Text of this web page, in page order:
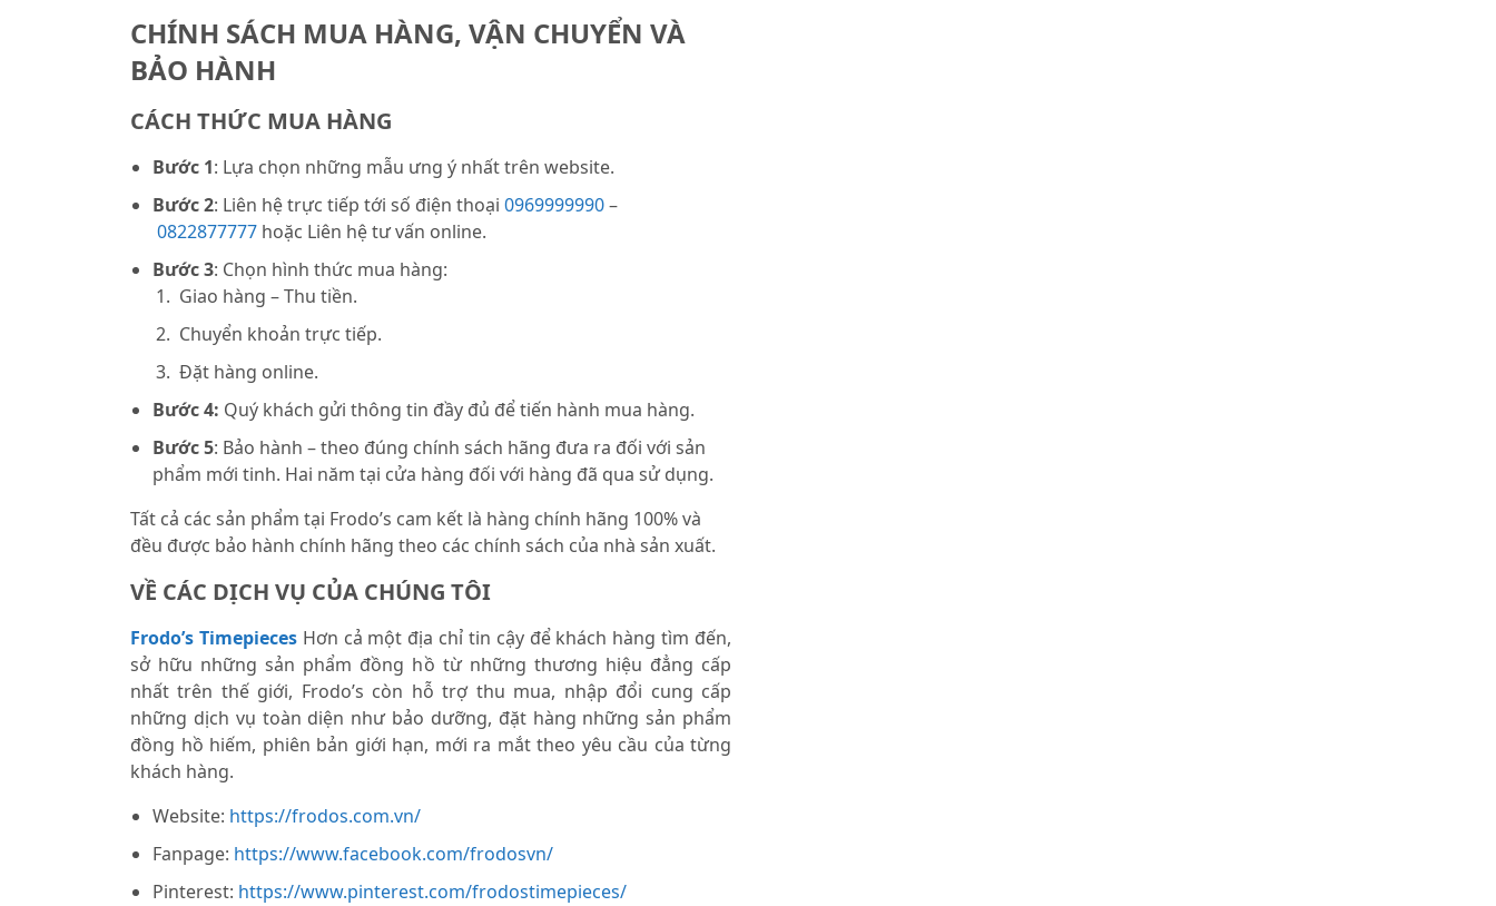
CHÍNH SÁCH MUA HÀNG, VẬN CHUYỂN VÀ
BẢO HÀNH
CÁCH THỨC MUA HÀNG
Bước 1: Lựa chọn những mẫu ưng ý nhất trên website.
Bước 2: Liên hệ trực tiếp tới số điện thoại 0969999990–
0822877777 hoặc Liên hệ tư vấn online.
Bước 3: Chọn hình thức mua hàng:
Giao hàng – Thu tiền.
Chuyển khoản trực tiếp.
Đặt hàng online.
Bước 4: Quý khách gửi thông tin đầy đủ để tiến hành mua hàng.
Bước 5: Bảo hành – theo đúng chính sách hãng đưa ra đối với sản
phẩm mới tinh. Hai năm tại cửa hàng đối với hàng đã qua sử dụng.
Tất cả các sản phẩm tại Frodo’s cam kết là hàng chính hãng 100% và
đều được bảo hành chính hãng theo các chính sách của nhà sản xuất.
VỀ CÁC DỊCH VỤ CỦA CHÚNG TÔI
Frodo’s TimepiecesHơn cả một địa chỉ tin cậy để khách hàng tìm đến,
sở hữu những sản phẩm đồng hồ từ những thương hiệu đẳng cấp
nhất trên thế giới, Frodo’s còn hỗ trợ thu mua, nhập đổi cung cấp
những dịch vụ toàn diện như bảo dưỡng, đặt hàng những sản phẩm
đồng hồ hiếm, phiên bản giới hạn, mới ra mắt theo yêu cầu của từng
khách hàng.
Website: https://frodos.com.vn/
Fanpage: https://www.facebook.com/frodosvn/
Pinterest: https://www.pinterest.com/frodostimepieces/